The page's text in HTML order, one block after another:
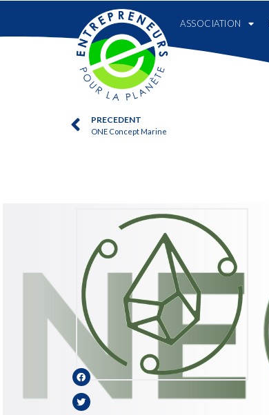
ASSOCIATION
PRECEDENT
ONE Concept Marine